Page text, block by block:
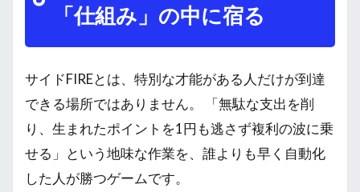
「仕組み」の中に宿る
サイドFIREとは、特別な才能がある人だけが到達
できる場所ではありません。 「無駄な支出を削
り、生まれたポイントを1円も逃さず複利の波に乗
せる」という地味な作業を、誰よりも早く自動化
した人が勝つゲームです。